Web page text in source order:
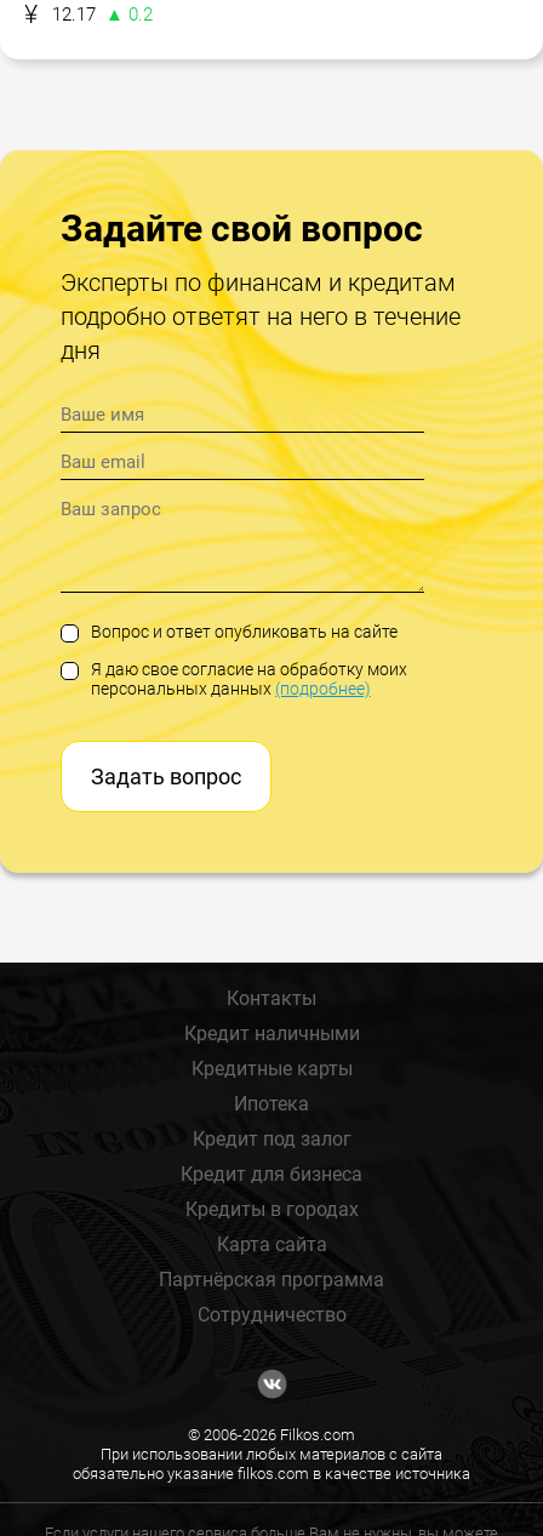
12.17
▲ 0.2
Задайте свой вопрос
Эксперты по финансам и кредитам
подробно ответят на него в течение
дня
Вопрос и ответ опубликовать на сайте
Я даю свое согласие на обработку моих
персональных данных(подробнее)
Задать вопрос
Контакты
Кредит наличными
Кредитные карты
Ипотека
Кредит под залог
Кредит для бизнеса
Кредиты в городах
Карта сайта
Партнёрская программа
Сотрудничество
© 2006-2026 Filkos.com
При использовании любых материалов с сайта
обязательно указание filkos.com в качестве источника